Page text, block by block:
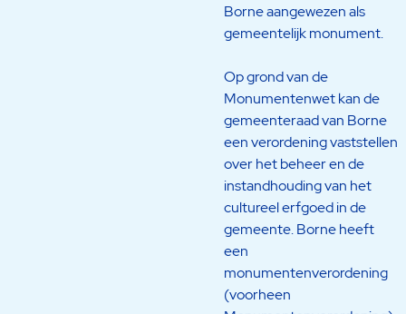
Borne aangewezen als
gemeentelijk monument.
Op grond van de
Monumentenwet kan de
gemeenteraad van Borne
een verordening vaststellen
over het beheer en de
instandhouding van het
cultureel erfgoed in de
gemeente. Borne heeft
een
monumentenverordening
(voorheen